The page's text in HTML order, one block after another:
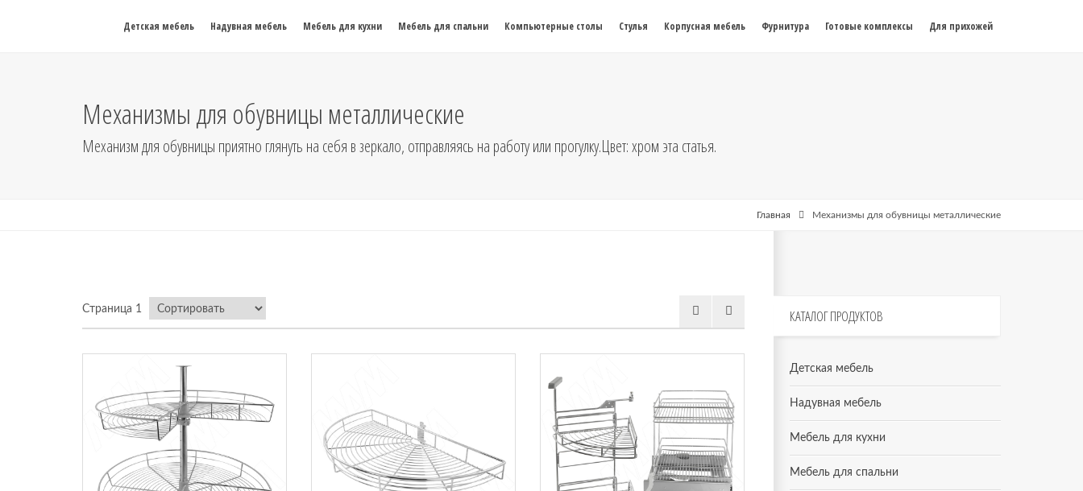
Детская мебель Надувная мебель Мебель для кухни Мебель для спальни Компьютерные столы Стулья Корпусная мебель Фурнитура Готовые комплексы Для прихожей
Механизмы для обувницы металлические
Механизм для обувницы приятно глянуть на себя в зеркало, отправляясь на работу или прогулку.Цвет: хром эта статья.
Главная Механизмы для обувницы металлические
Страница 1 КАТАЛОГПРОДУКТОВ
Детская мебель
Надувная мебель
Мебель для кухни
Мебель для спальни